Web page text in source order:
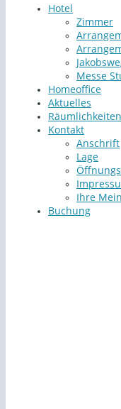
Hotel
Zimmer
Messe
Homeoffice
Aktuelles
Räumlichkeiten
Kontakt
Anschrift
Lage
Ihre
Buchung